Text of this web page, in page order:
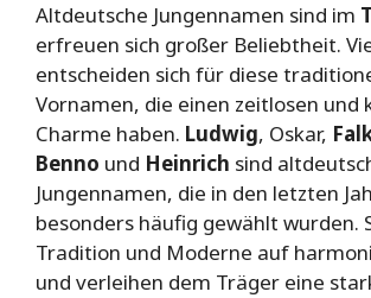
Altdeutsche Jungennamen sind im
erfreuen sich großer Beliebtheit.
entscheiden sich für diese
Vornamen, die einen zeitlosen und
Charme haben. Ludwig, Oskar,
Benno und Heinrich sind
Jungennamen, die in den letzten
besonders häufig gewählt wurden.
Tradition und Moderne auf
und verleihen dem Träger eine